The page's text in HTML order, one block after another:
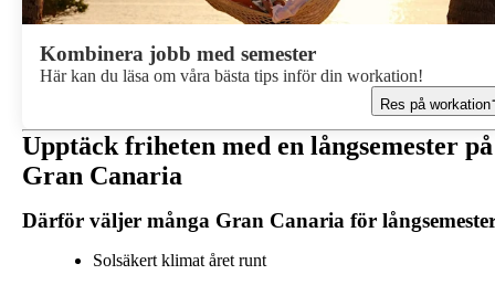
Kombinera jobb med semester
Här kan du läsa om våra bästa tips inför din workation!
Res på workation
Upptäck friheten med en långsemester på
Gran Canaria
Därför väljer många Gran Canaria för
Solsäkert klimat året runt